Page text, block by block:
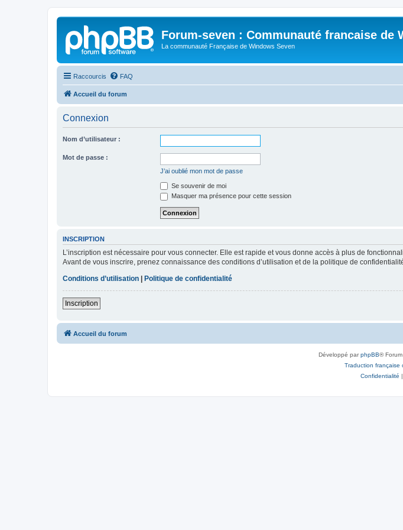
Forum-seven : Communauté francaise de
La communauté Française de Windows Seven
Raccourcis FAQ
Accueil du forum
Connexion
Nom d’utilisateur :
Mot de passe :
J’ai oublié mon mot de passe
Se souvenir de moi
Masquer ma présence pour cette session
INSCRIPTION
L’inscription est nécessaire pour vous connecter. Elle est rapide et vous donne accès à plus de
Avant de vous inscrire, prenez connaissance des conditions d’utilisation et de la politique de
Conditions d’utilisation
Politique de confidentialité
Inscription
Accueil du forum
Développé parphpBB®
Traduction française
Confidentialité |